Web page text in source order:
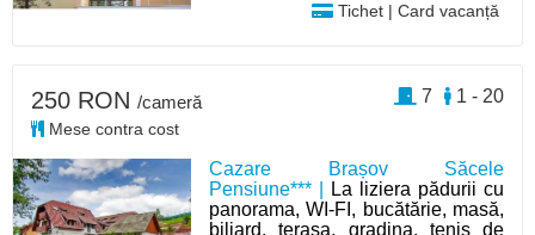
Tichet | Card vacanță
Cazare Brașov Săcele
Pensiune*** |
La liziera pădurii cu
panorama, WI-FI, bucătărie, masă,
biliard, terasa, gradina, tenis de
250 RON /cameră
Mese contra cost
1 - 20
7